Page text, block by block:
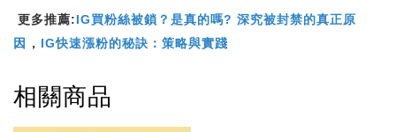
更多推薦:IG買粉絲被鎖？是真的嗎? 深究被封禁的真正原
因
， IG快速漲粉的秘訣：策略與實踐
相關商品